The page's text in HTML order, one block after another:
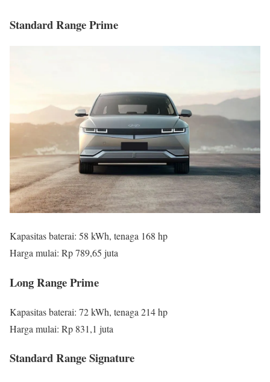
Standard Range Prime
Kapasitas baterai: 58 kWh, tenaga 168 hp
Harga mulai: Rp 789,65 juta
Long Range Prime
Kapasitas baterai: 72 kWh, tenaga 214 hp
Harga mulai: Rp 831,1 juta
Standard Range Signature